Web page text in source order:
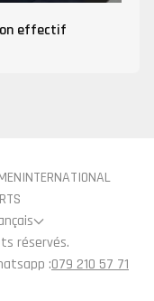
effectif
INTERNATIONAL
réservés.
:079 210 57 71